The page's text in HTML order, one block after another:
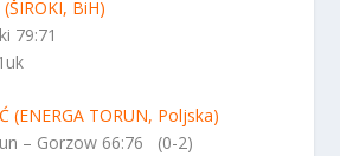
BiH)
79:71
(ENERGA TORUN, Poljska)
– Gorzow 66:76 (0-2)